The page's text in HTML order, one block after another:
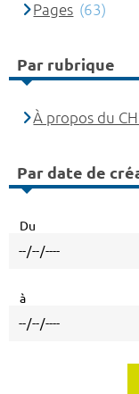
Pages (63)
Par rubrique
À propos du
Par date de
Du
à